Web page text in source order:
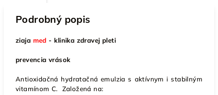
Podrobný popis
ziaja med - klinika zdravej pleti
prevencia vrások
Antioxidačná hydratačná emulzia s aktívnym i stabilným
vitamínom C. Založená na: